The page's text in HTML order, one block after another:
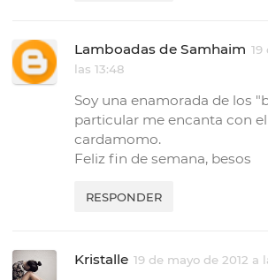
Lamboadas de Samhaim 19
las 13:48
Soy una enamorada de los
particular me encanta con
cardamomo.
Feliz fin de semana, besos
RESPONDER
Kristalle 19 de mayo de 2012 a